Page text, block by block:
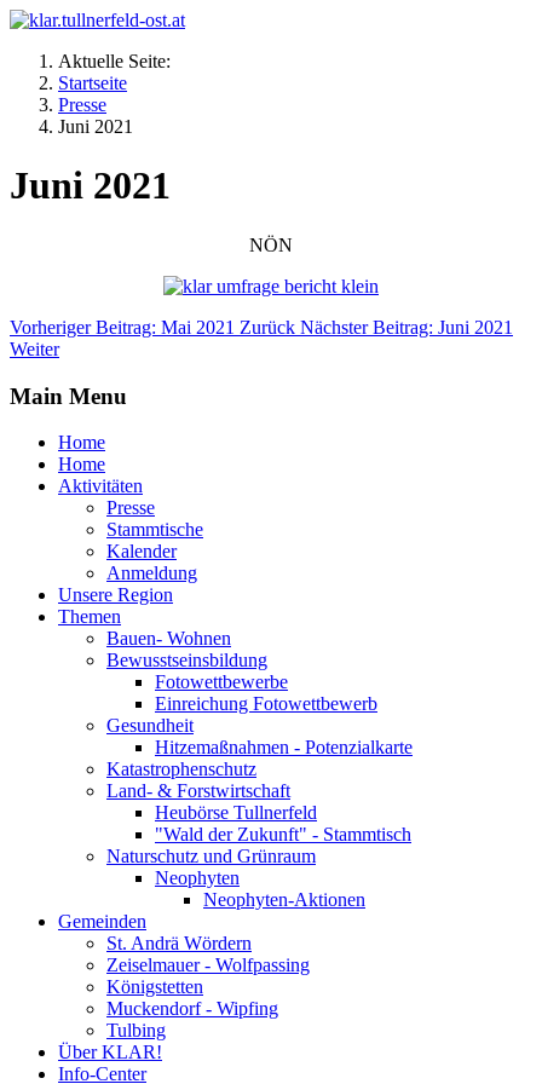
Aktuelle Seite:
Startseite
Presse
Juni 2021
Juni 2021
NÖN
Vorheriger Beitrag: Mai 2021 Zurück Nächster Beitrag: Juni 2021
Weiter
Main Menu
Home
Home
Aktivitäten
Presse
Stammtische
Kalender
Anmeldung
Unsere Region
Themen
Bauen- Wohnen
Bewusstseinsbildung
Fotowettbewerbe
Einreichung Fotowettbewerb
Gesundheit
Hitzemaßnahmen - Potenzialkarte
Katastrophenschutz
Land- & Forstwirtschaft
Heubörse Tullnerfeld
"Wald der Zukunft" - Stammtisch
Naturschutz und Grünraum
Neophyten
Neophyten-Aktionen
Gemeinden
St. Andrä Wördern
Zeiselmauer - Wolfpassing
Königstetten
Muckendorf - Wipfing
Tulbing
Über KLAR!
Info-Center